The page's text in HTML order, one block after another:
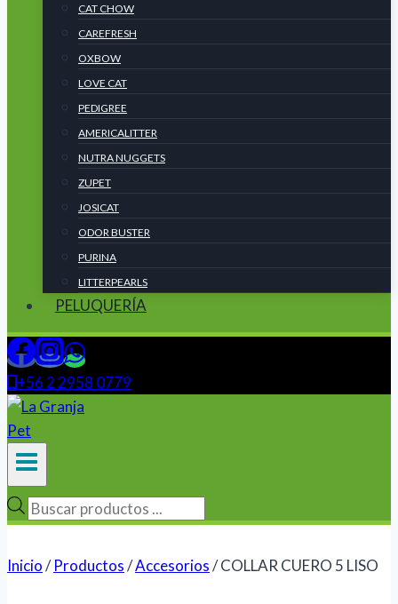
CAT CHOW
CAREFRESH
OXBOW
LOVE CAT
PEDIGREE
AMERICALITTER
NUTRA NUGGETS
ZUPET
JOSICAT
ODOR BUSTER
PURINA
LITTERPEARLS
PELUQUERÍA
+56 2 2958 0779
Búsqueda
productos
Inicio/ Productos/Accesorios/COLLAR CUERO 5 LISO